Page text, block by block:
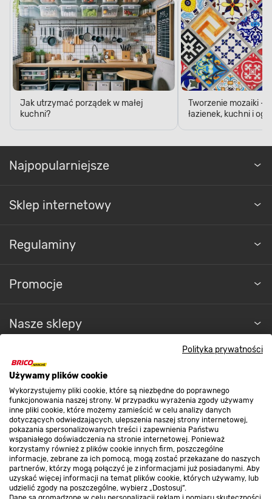
Polityka prywatności
Używamy plików cookie
Wykorzystujemy pliki cookie, które są niezbędne do poprawnego
funkcjonowania naszej strony. W przypadku wyrażenia zgody używamy
inne pliki cookie, które możemy zamieścić w celu analizy danych
dotyczących odwiedzających, ulepszenia naszej strony internetowej,
pokazania spersonalizowanych treści i zapewnienia Państwu
wspaniałego doświadczenia na stronie internetowej. Ponieważ
korzystamy również z plików cookie innych firm, poszczególne
informacje, zebrane za ich pomocą, mogą zostać przekazane do naszych
partnerów, którzy mogą połączyć je z informacjami już posiadanymi. Aby
uzyskać więcej informacji na temat plików cookie, których używamy, lub
udzielić zgody na poszczególne, wybierz „Dostosuj”.
Jak utrzymać porządek w małej
kuchni?
Tworzenie mozaiki -
łazienek, kuchni i
Najpopularniejsze
Sklep internetowy
Regulaminy
Promocje
Nasze sklepy
O nas
Kontakt do sklepu
Strefa biznesu
Dołącz do nas